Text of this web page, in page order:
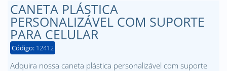
CANETA PLÁSTICA
PERSONALIZÁVEL COM SUPORTE
PARA CELULAR
Código: 12412
Adquira nossa caneta plástica personalizável com suporte